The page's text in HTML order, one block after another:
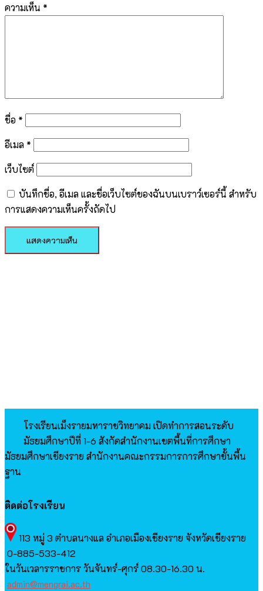
ความเห็น *
ชื่อ *
อีเมล *
เว็บไซต์
บันทึกชื่อ, อีเมล และชื่อเว็บไซต์ของฉันบนเบราว์เซอร์นี้ สำหรับ
การแสดงความเห็นครั้งถัดไป
โรงเรียนเม็งรายมหาราชวิทยาคม​ เปิดทำการสอนระดับ
มัธยมศึกษาปีที่​ 1-6 สังกัดสำนักงานเขตพื้นที่การศึกษา
มัธยมศึกษาเชียงราย สำนักงานคณะกรรมการการศึกษาขั้นพื้น
ฐาน
ติดต่อโรงเรียน
113 หมู่​ 3 ตำบลนางแล​ อำเภอเมืองเชียงราย​ จังหวัด​เชียงราย​
0-885-533-412
ในวันเวลารราชการ​ วันจันทร์-ศุกร์​ 08.30-16.30 น.
admin@mengrai.ac.th